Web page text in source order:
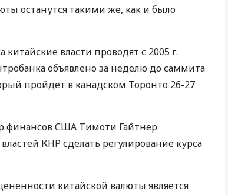
останутся такими же, как и было
китайские власти проводят с 2005 г.
объявлено за неделю до саммита
пройдет в канадском Торонто 26-27
финансов США Тимоти Гайтнер
КНР сделать регулирование курса
китайской валюты является